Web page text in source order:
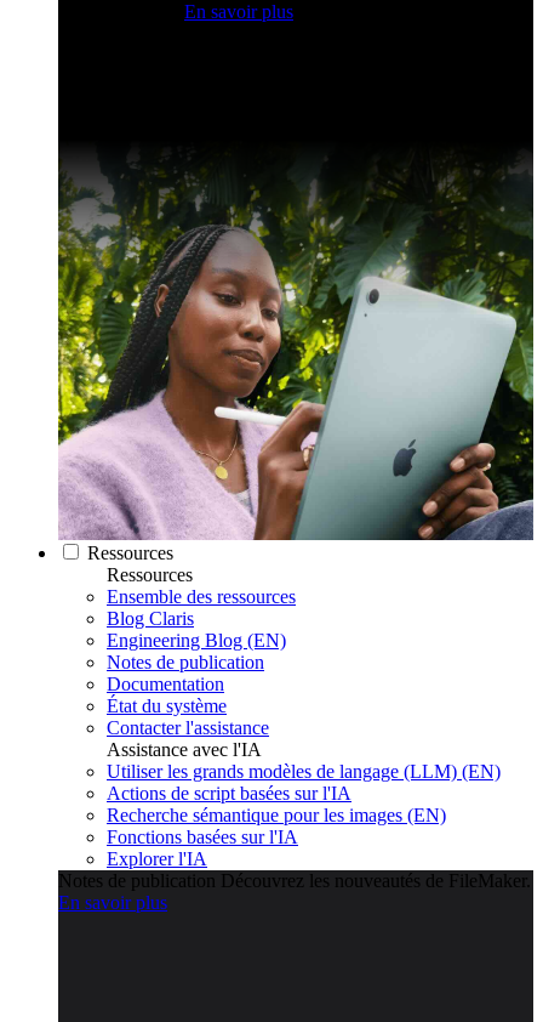
En savoir plus
Ressources
Ressources
Ensemble des ressources
Blog Claris
Engineering Blog (EN)
Notes de publication
Documentation
État du système
Contacter l'assistance
Assistance avec l'IA
Utiliser les grands modèles de langage (LLM) (EN)
Actions de script basées sur l'IA
Recherche sémantique pour les images (EN)
Fonctions basées sur l'IA
Explorer l'IA
Notes de publication Découvrez les nouveautés de FileMaker.
En savoir plus